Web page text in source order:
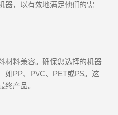
器，以有效地满足他们的需
材料兼容。确保您选择的机器
如PP、PVC、PET或PS。这
终产品。